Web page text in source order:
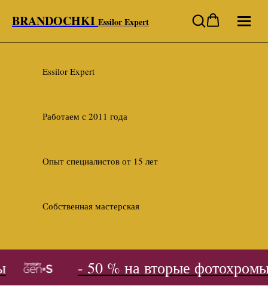
BRANDOCHKI Essilor Expert
Essilor Expert
Работаем с 2011 года
Опыт специалистов от 15 лет
Собственная мастерская
- 50 % на вторые фотохромы